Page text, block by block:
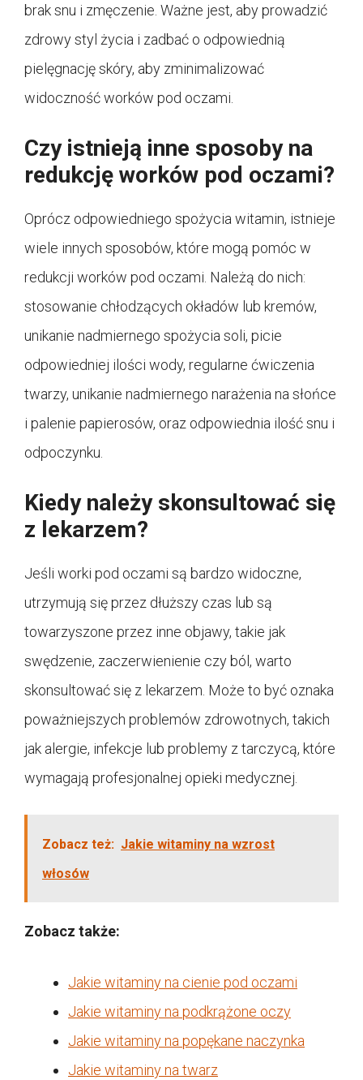
brak snu i zmęczenie. Ważne jest, aby prowadzić
zdrowy styl życia i zadbać o odpowiednią
pielęgnację skóry, aby zminimalizować
widoczność worków pod oczami.
Czy istnieją inne sposoby na
redukcję worków pod oczami?
Oprócz odpowiedniego spożycia witamin, istnieje
wiele innych sposobów, które mogą pomóc w
redukcji worków pod oczami. Należą do nich:
stosowanie chłodzących okładów lub kremów,
unikanie nadmiernego spożycia soli, picie
odpowiedniej ilości wody, regularne ćwiczenia
twarzy, unikanie nadmiernego narażenia na słońce
i palenie papierosów, oraz odpowiednia ilość snu i
odpoczynku.
Kiedy należy skonsultować się
z lekarzem?
Jeśli worki pod oczami są bardzo widoczne,
utrzymują się przez dłuższy czas lub są
towarzyszone przez inne objawy, takie jak
swędzenie, zaczerwienienie czy ból, warto
skonsultować się z lekarzem. Może to być oznaka
poważniejszych problemów zdrowotnych, takich
jak alergie, infekcje lub problemy z tarczycą, które
wymagają profesjonalnej opieki medycznej.
Zobacz też: Jakie witaminy na wzrost
włosów
Zobacz także:
Jakie witaminy na cienie pod oczami
Jakie witaminy na podkrążone oczy
Jakie witaminy na popękane naczynka
Jakie witaminy na twarz